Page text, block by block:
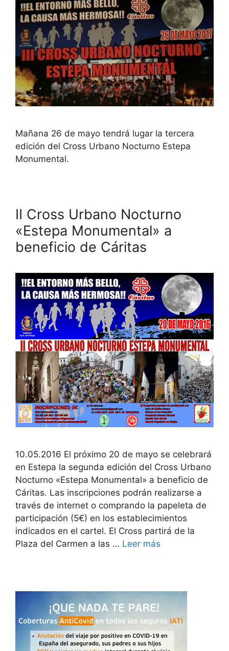
Mañana 26 de mayo tendrá lugar la tercera
edición del Cross Urbano Nocturno Estepa
Monumental.
II Cross Urbano Nocturno
«Estepa Monumental» a
beneficio de Cáritas
10.05.2016 El próximo 20 de mayo se celebrará
en Estepa la segunda edición del Cross Urbano
Nocturno «Estepa Monumental» a beneficio de
Cáritas. Las inscripciones podrán realizarse a
través de internet o comprando la papeleta de
participación (5€) en los establecimientos
indicados en el cartel. El Cross partirá de la
Plaza del Carmen a las … Leer más